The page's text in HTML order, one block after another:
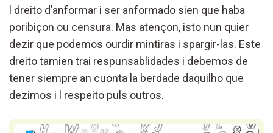
l dreito d’anformar i ser anformado sien que haba
poribiçon ou censura. Mas atençon, isto nun quier
dezir que podemos ourdir mintiras i spargir-las. Este
dreito tamien trai respunsablidades i debemos de
tener siempre an cuonta la berdade daquilho que
dezimos i l respeito puls outros.